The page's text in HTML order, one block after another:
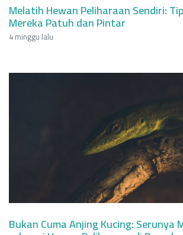
Melatih Hewan Peliharaan Sendiri:
Mereka Patuh dan Pintar
4 minggu lalu
Bukan Cuma Anjing Kucing: Serunya